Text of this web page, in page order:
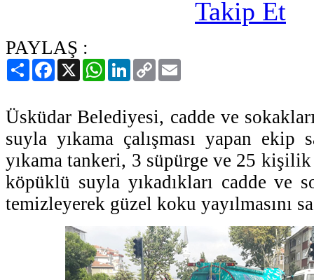
PAYLAŞ :
PaylaşFacebook
X WhatsAppLinkedIn
Copy
Link
Üsküdar Belediyesi, cadde ve
suyla yıkama çalışması yapan ekip
yıkama tankeri, 3 süpürge ve 25
köpüklü suyla yıkadıkları cadde ve
temizleyerek güzel koku yayılmasını